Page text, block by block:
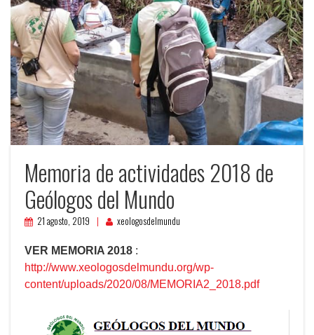
Memoria de actividades 2018 de
Geólogos del Mundo
21 agosto, 2019 xeologosdelmundu
VER MEMORIA 2018 :
http://www.xeologosdelmundu.org/wp-
content/uploads/2020/08/MEMORIA2_2018.pdf